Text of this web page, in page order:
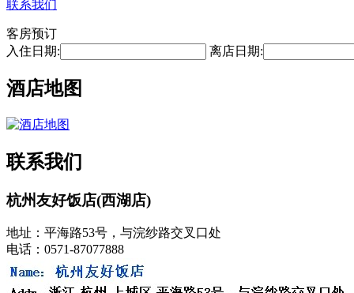
联系我们
客房预订
入住日期:
离店日期:
酒店地图
联系我们
杭州友好饭店(西湖店)
地址：平海路53号，与浣纱路交叉口处
电话：0571-87077888